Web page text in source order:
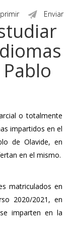
Enviar
o totalmente
impartidos en el
de Olavide, en
en el mismo.
matriculados en
2020/2021, en
imparten en la